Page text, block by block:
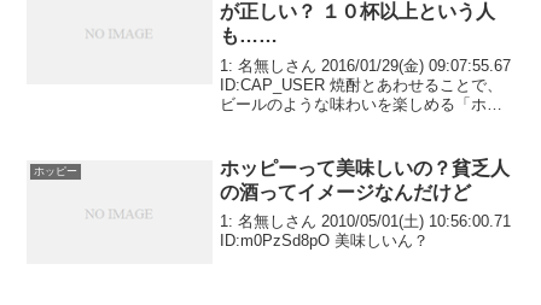
が正しい？ １０杯以上という人
も……
1: 名無しさん 2016/01/29(金) 09:07:55.67
ID:CAP_USER 焼酎とあわせることで、
ビールのような味わいを楽しめる「ホッ
頭を抱える呑兵...
ホッピー
ホッピーって美味しいの？貧乏人
の酒ってイメージなんだけど
1: 名無しさん 2010/05/01(土) 10:56:00.71
ID:m0PzSd8pO 美味しいん？